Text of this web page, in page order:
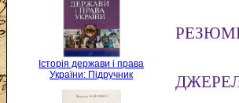
Історія держави і права
України: Підручник